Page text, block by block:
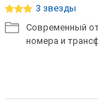
3 звезды
Современный
номера и